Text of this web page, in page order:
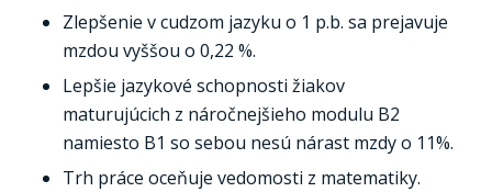
Zlepšenie v cudzom jazyku o 1 p.b. sa prejavuje
mzdou vyššou o 0,22 %.
Lepšie jazykové schopnosti žiakov
maturujúcich z náročnejšieho modulu B2
namiesto B1 so sebou nesú nárast mzdy o 11%.
Trh práce oceňuje vedomosti z matematiky.